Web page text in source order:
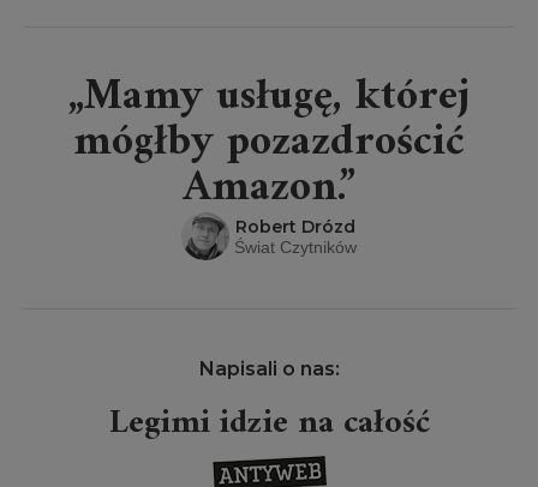
„Mamy usługę, której
mógłby pozazdrościć
Amazon.”
Robert Drózd
Świat Czytników
Napisali o nas:
Legimi idzie na całość